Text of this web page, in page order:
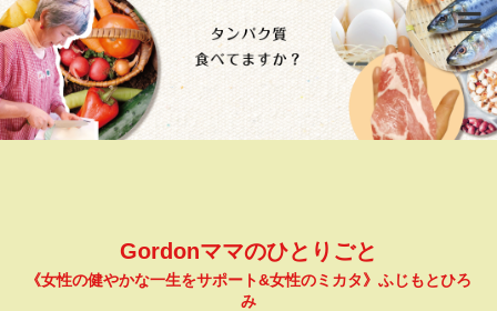
Gordonママのひとりごと
《女性の健やかな一生をサポート&女性のミカタ》ふじもとひろ
み